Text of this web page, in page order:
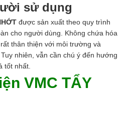
sử dụng
được sản xuất theo quy trình
cho người dùng. Không chứa hóa
thân thiện với môi trường và
nhiên, vẫn cần chú ý đến hướng
tốt nhất.
VMC TẨY